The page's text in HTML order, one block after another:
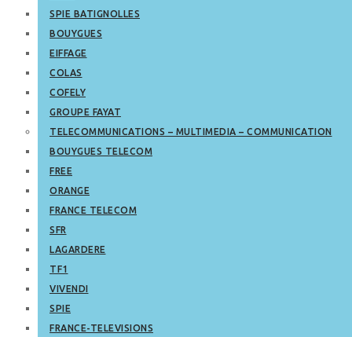
SPIE BATIGNOLLES
BOUYGUES
EIFFAGE
COLAS
COFELY
GROUPE FAYAT
TELECOMMUNICATIONS – MULTIMEDIA – COMMUNICATION
BOUYGUES TELECOM
FREE
ORANGE
FRANCE TELECOM
SFR
LAGARDERE
TF1
VIVENDI
SPIE
FRANCE-TELEVISIONS